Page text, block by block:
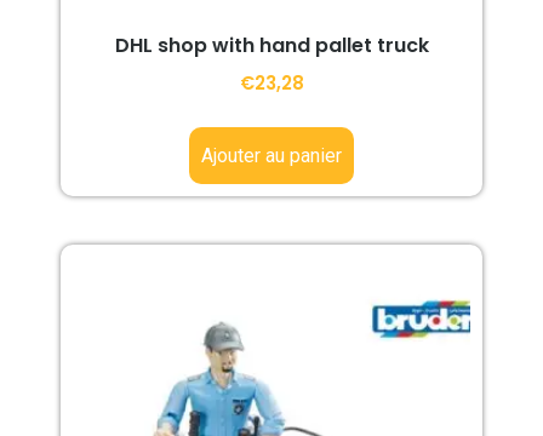
DHL shop with hand pallet truck
€23,28
Ajouter au panier